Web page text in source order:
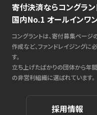
寄付決済ならコングラン
国内No.1 オールインワ
コングラントは、寄付募集ページ
作成など、ファンドレイジング
す。
立ち上げたばかりの団体から年
の非営利組織に選ばれています。
採用情報